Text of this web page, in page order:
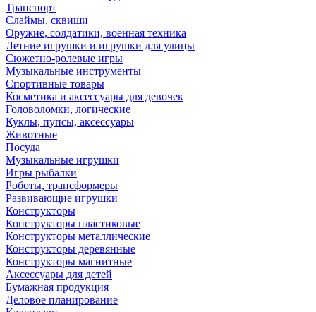
Транспорт
Слаймы, сквиши
Оружие, солдатики, военная техника
Летние игрушки и игрушки для улицы
Сюжетно-ролевые игры
Музыкальные инструменты
Спортивные товары
Косметика и аксессуары для девочек
Головоломки, логические
Куклы, пупсы, аксессуары
Животные
Посуда
Музыкальные игрушки
Игры рыбалки
Роботы, трансформеры
Развивающие игрушки
Конструкторы
Конструкторы пластиковые
Конструкторы металлические
Конструкторы деревянные
Конструкторы магнитные
Аксессуары для детей
Бумажная продукция
Деловое планирование